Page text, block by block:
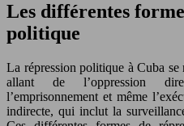
Les différentes
politique
La répression politique à Cuba se
allant de l’oppression
l’emprisonnement et même
indirecte, qui inclut la